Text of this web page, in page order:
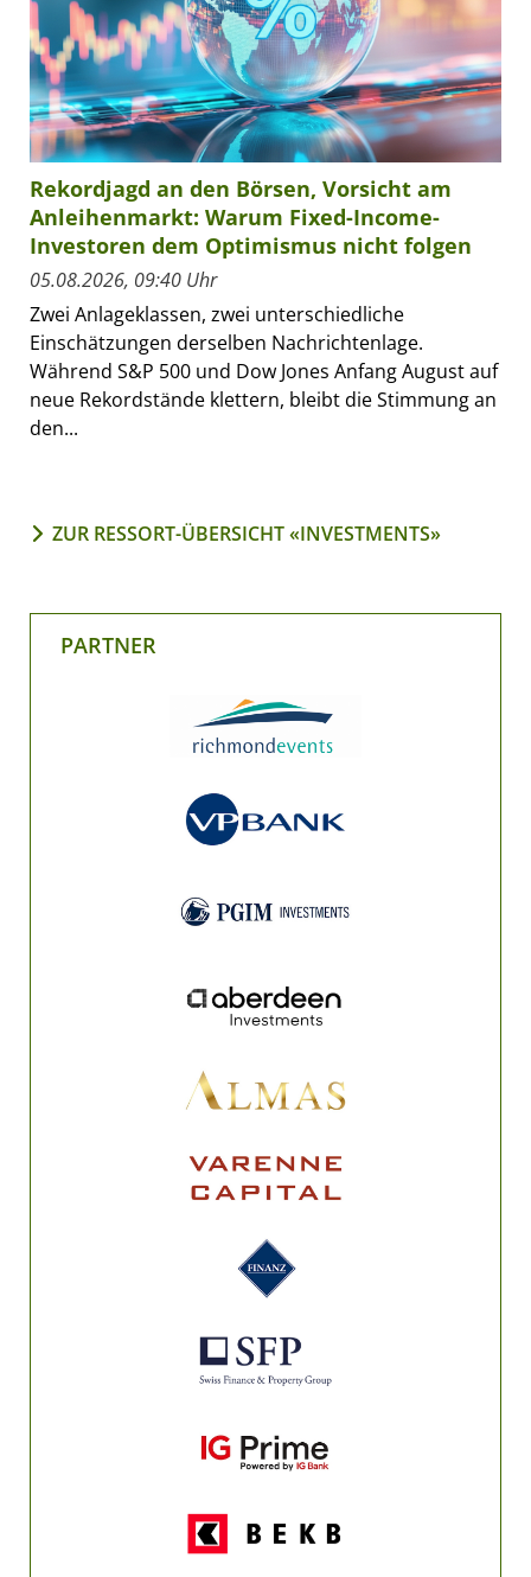
Rekordjagd an den Börsen, Vorsicht am
Anleihenmarkt: Warum Fixed-Income-
Investoren dem Optimismus nicht folgen
05.08.2026, 09:40 Uhr
Zwei Anlageklassen, zwei unterschiedliche
Einschätzungen derselben Nachrichtenlage.
Während S&P 500 und Dow Jones Anfang August auf
neue Rekordstände klettern, bleibt die Stimmung an
den...
ZUR RESSORT-ÜBERSICHT «INVESTMENTS»
PARTNER